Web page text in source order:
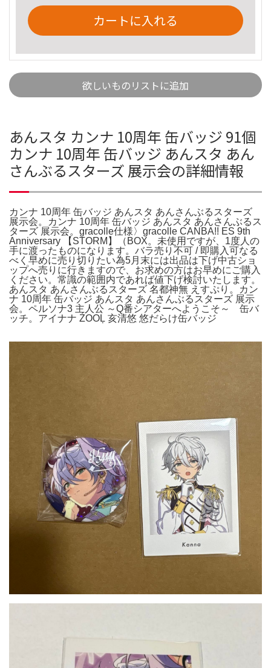
カートに入れる
欲しいものリストに追加
あんスタ カンナ 10周年 缶バッジ 91個
カンナ 10周年 缶バッジ あんスタ あん
さんぶるスターズ 展示会の詳細情報
カンナ 10周年 缶バッジ あんスタ あんさんぶるスターズ
展示会。カンナ 10周年 缶バッジ あんスタ あんさんぶるス
ターズ 展示会。gracolle仕様〉gracolle CANBA!! ES 9th
Anniversary 【STORM】（BOX。未使用ですが、1度人の
手に渡ったものになります。バラ売り不可 / 即購入可なる
べく早めに売り切りたい為5月末には出品は下げ中古ショ
ップへ売りに行きますので、お求めの方はお早めにご購入
ください。常識の範囲内であれば値下げ検討いたします。
あんスタ あんさんぶるスターズ 名都神無 えすぷり。カン
ナ 10周年 缶バッジ あんスタ あんさんぶるスターズ 展示
会。ペルソナ3 主人公 ～Q番シアターへようこそ～ 缶バ
ッチ。アイナナ ŹOOĻ 亥清悠 悠だらけ缶バッジ